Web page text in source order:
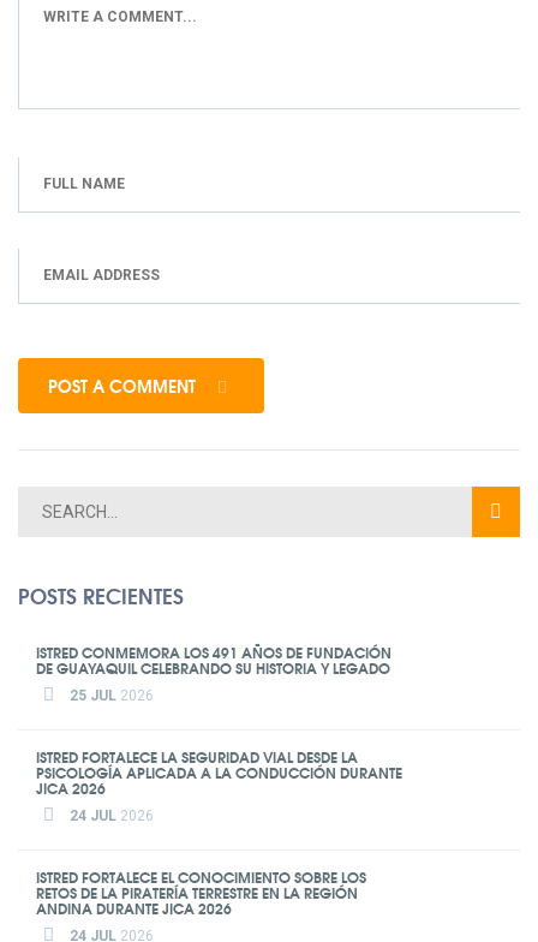
POST A COMMENT
POSTS RECIENTES
ISTRED CONMEMORA LOS 491 AÑOS DE FUNDACIÓN
DE GUAYAQUIL CELEBRANDO SU HISTORIA Y LEGADO
25 JUL 2026
ISTRED FORTALECE LA SEGURIDAD VIAL DESDE LA
PSICOLOGÍA APLICADA A LA CONDUCCIÓN DURANTE
JICA 2026
24 JUL 2026
ISTRED FORTALECE EL CONOCIMIENTO SOBRE LOS
RETOS DE LA PIRATERÍA TERRESTRE EN LA REGIÓN
ANDINA DURANTE JICA 2026
24 JUL 2026